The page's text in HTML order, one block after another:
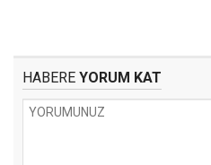
HABERE YORUM KAT